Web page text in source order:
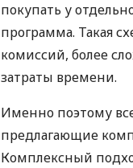
покупать у
программа. Такая
комиссий, более
затраты времени.
Именно поэтому
предлагающие
Комплексный